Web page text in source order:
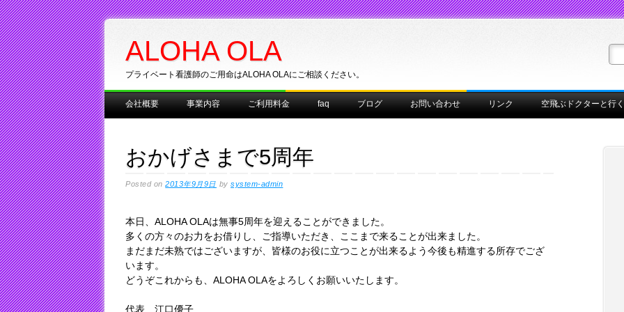
ALOHA OLA
プライベート看護師のご用命はALOHA OLAにご相談ください。
Main menu
Skip
to
content
会社概要 事業内容 ご利用料金 faq ブログ お問い合わせ リンク 空飛ぶドクターと行
おかげさまで5周年
Posted on2013年9月9日 bysystem-admin
本日、ALOHA OLAは無事5周年を迎えることができました。
多くの方々のお力をお借りし、ご指導いただき、ここまで来ることが出来ました。
まだまだ未熟ではございますが、皆様のお役に立つことが出来るよう今後も精進する所存でござ
います。
どうぞこれからも、ALOHA OLAをよろしくお願いいたします。
代表 江口優子